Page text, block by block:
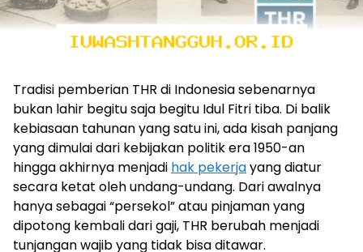
Tradisi pemberian THR di Indonesia sebenarnya
bukan lahir begitu saja begitu Idul Fitri tiba. Di balik
kebiasaan tahunan yang satu ini, ada kisah panjang
yang dimulai dari kebijakan politik era 1950-an
hingga akhirnya menjadi hak pekerjayang diatur
secara ketat oleh undang-undang. Dari awalnya
hanya sebagai “persekol” atau pinjaman yang
dipotong kembali dari gaji, THR berubah menjadi
tunjangan wajib yang tidak bisa ditawar.